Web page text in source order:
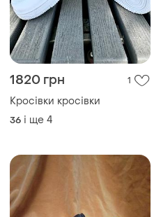
1820 грн 1
Кросівки кросівки
36 і ще 4